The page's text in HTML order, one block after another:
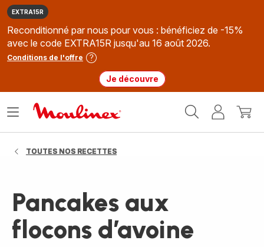
EXTRA15R
Reconditionné par nous pour vous : bénéficiez de -15%
avec le code EXTRA15R jusqu'au 16 août 2026.
Conditions de l'offre
Je découvre
MonMon
Ouvrir
TOUTES NOS RECETTES
Pancakes aux
flocons d’avoine